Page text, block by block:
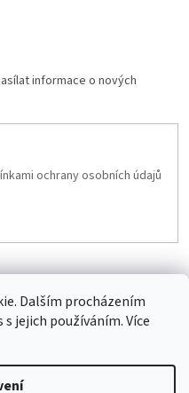
Dalším procházením
jejich používáním. Více
informace o nových
ochrany osobních údajů